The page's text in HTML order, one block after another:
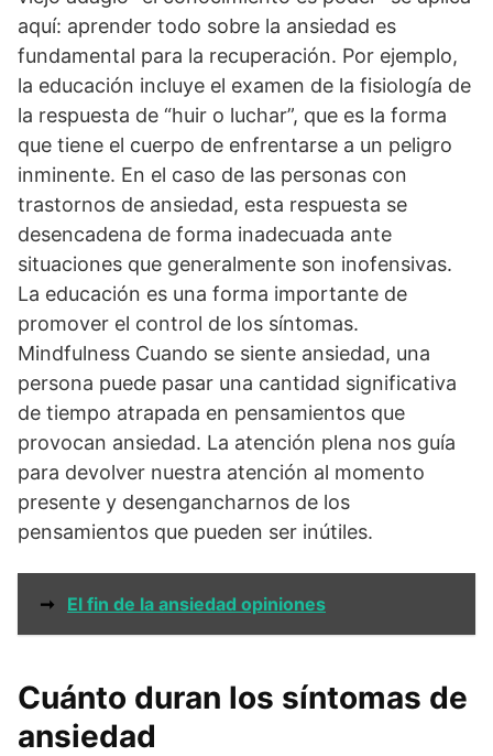
aquí: aprender todo sobre la ansiedad es
fundamental para la recuperación. Por ejemplo,
la educación incluye el examen de la fisiología de
la respuesta de “huir o luchar”, que es la forma
que tiene el cuerpo de enfrentarse a un peligro
inminente. En el caso de las personas con
trastornos de ansiedad, esta respuesta se
desencadena de forma inadecuada ante
situaciones que generalmente son inofensivas.
La educación es una forma importante de
promover el control de los síntomas.
Mindfulness Cuando se siente ansiedad, una
persona puede pasar una cantidad significativa
de tiempo atrapada en pensamientos que
provocan ansiedad. La atención plena nos guía
para devolver nuestra atención al momento
presente y desengancharnos de los
pensamientos que pueden ser inútiles.
➞ El fin de la ansiedad opiniones
Cuánto duran los síntomas de
ansiedad